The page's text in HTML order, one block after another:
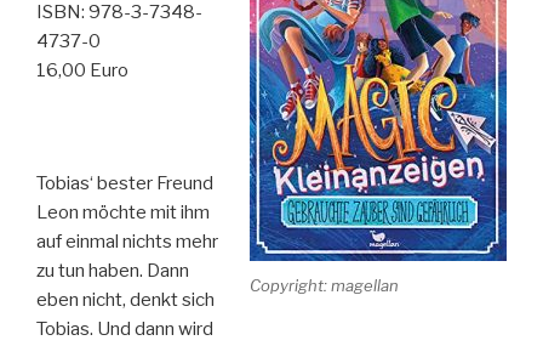
Copyright: magellan
ISBN: 978-3-7348-
4737-0
16,00 Euro
Tobias‘ bester Freund
Leon möchte mit ihm
auf einmal nichts mehr
zu tun haben. Dann
eben nicht, denkt sich
Tobias. Und dann wird